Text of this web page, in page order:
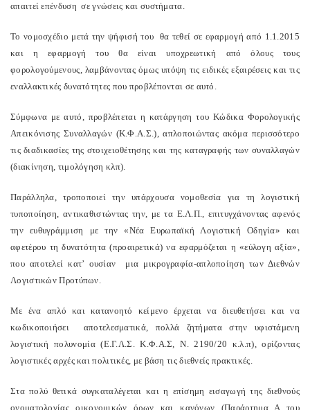
απαιτεί επένδυση σε γνώσεις και συστήματα.
Το νομοσχέδιο μετά την ψήφισή του θα τεθεί σε εφαρμογή από 1.1.2015
και η εφαρμογή του θα είναι υποχρεωτική από όλους τους
φορολογούμενους, λαμβάνοντας όμως υπόψη τις ειδικές εξαιρέσεις και τις
εναλλακτικές δυνατότητες που προβλέπονται σε αυτό.
Σύμφωνα με αυτό, προβλέπεται η κατάργηση του Κώδικα Φορολογικής
Απεικόνισης Συναλλαγών (Κ.Φ.Α.Σ.), απλοποιώντας ακόμα περισσότερο
τις διαδικασίες της στοιχειοθέτησης και της καταγραφής των συναλλαγών
(διακίνηση, τιμολόγηση κλπ).
Παράλληλα, τροποποιεί την υπάρχουσα νομοθεσία για τη λογιστική
τυποποίηση, αντικαθιστώντας την, με τα Ε.Λ.Π., επιτυγχάνοντας αφενός
την ευθυγράμμιση με την «Νέα Ευρωπαϊκή Λογιστική Οδηγία» και
αφετέρου τη δυνατότητα (προαιρετικά) να εφαρμόζεται η «εύλογη αξία»,
που αποτελεί κατ’ ουσίαν μια μικρογραφία-απλοποίηση των Διεθνών
Λογιστικών Προτύπων.
Με ένα απλό και κατανοητό κείμενο έρχεται να διευθετήσει και να
κωδικοποιήσει αποτελεσματικά, πολλά ζητήματα στην υφιστάμενη
λογιστική πολυνομία (Ε.Γ.Λ.Σ. Κ.Φ.Α.Σ, Ν. 2190/20 κ.λ.π), ορίζοντας
λογιστικές αρχές και πολιτικές, με βάση τις διεθνείς πρακτικές.
Στα πολύ θετικά συγκαταλέγεται και η επίσημη εισαγωγή της διεθνούς
ονοματολογίας οικονομικών όρων και κανόνων (Παράρτημα Α του